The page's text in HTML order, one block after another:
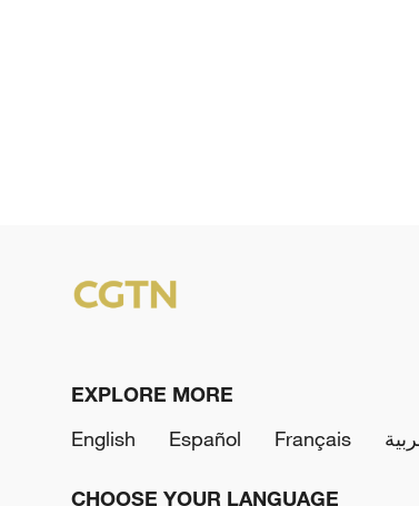
EXPLORE MORE
English
Español Français
CHOOSE YOUR LANGUAGE